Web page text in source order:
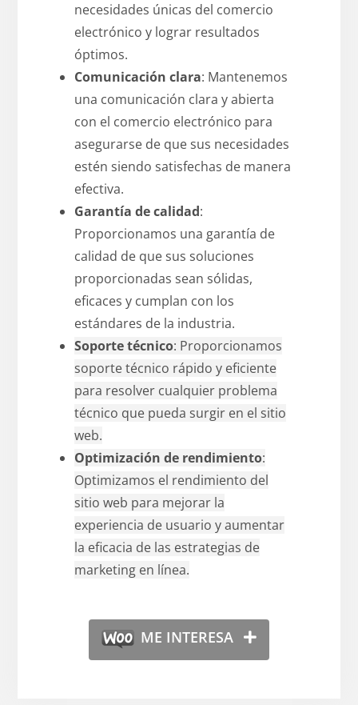
necesidades únicas del comercio
electrónico y lograr resultados
óptimos.
Comunicación clara: Mantenemos
una comunicación clara y abierta
con el comercio electrónico para
asegurarse de que sus necesidades
estén siendo satisfechas de manera
efectiva.
Garantía de calidad:
Proporcionamos una garantía de
calidad de que sus soluciones
proporcionadas sean sólidas,
eficaces y cumplan con los
estándares de la industria.
Soporte técnico: Proporcionamos
soporte técnico rápido y eficiente
para resolver cualquier problema
técnico que pueda surgir en el sitio
web.
Optimización de rendimiento:
Optimizamos el rendimiento del
sitio web para mejorar la
experiencia de usuario y aumentar
la eficacia de las estrategias de
marketing en línea.
ME INTERESA